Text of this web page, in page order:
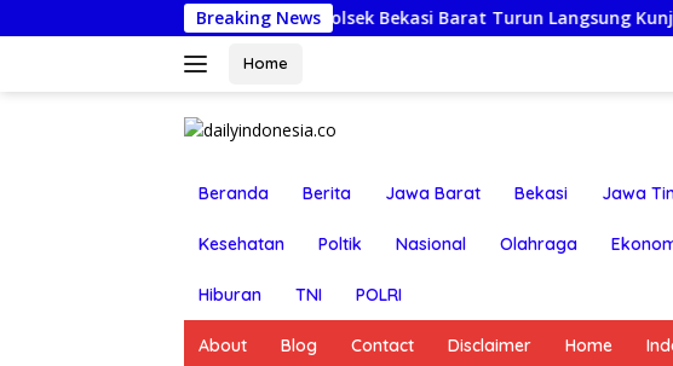
ke
Breaking News
Jumat Berkah: Kapolsek Bekasi Barat Turun Langsung Kunjungi
Home
Beranda Berita Jawa Barat Bekasi Jawa
Kesehatan Poltik Nasional Olahraga
Hiburan TNI POLRI
About Blog Contact Disclaimer Home